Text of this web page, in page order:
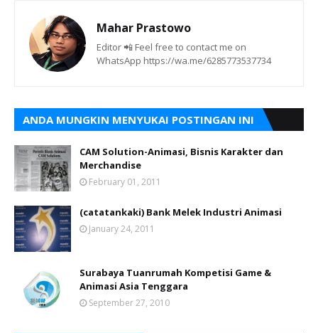
Mahar Prastowo
Editor 📲 Feel free to contact me on
WhatsApp https://wa.me/6285773537734
ANDA MUNGKIN MENYUKAI POSTINGAN INI
CAM Solution-Animasi, Bisnis Karakter dan
Merchandise
February 01, 2011
(catatankaki) Bank Melek Industri Animasi
January 24, 2011
Surabaya Tuanrumah Kompetisi Game &
Animasi Asia Tenggara
September 27, 2010